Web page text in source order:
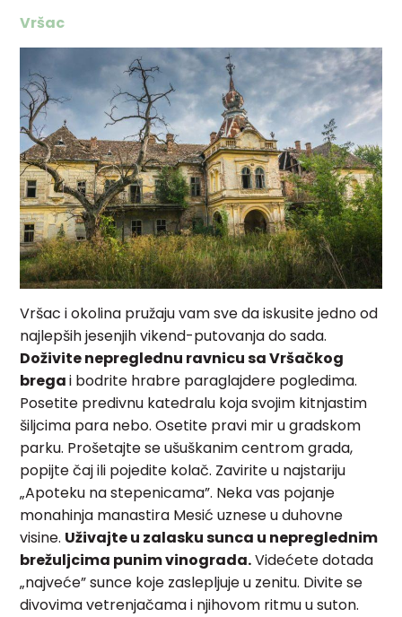
Vršac
Vršac i okolina pružaju vam sve da iskusite jedno od
najlepših jesenjih vikend-putovanja do sada.
Doživite nepreglednu ravnicu sa Vršačkog
bregai bodrite hrabre paraglajdere pogledima.
Posetite predivnu katedralu koja svojim kitnjastim
šiljcima para nebo. Osetite pravi mir u gradskom
parku. Prošetajte se ušuškanim centrom grada,
popijte čaj ili pojedite kolač. Zavirite u najstariju
„Apoteku na stepenicama”. Neka vas pojanje
monahinja manastira Mesić uznese u duhovne
visine. Uživajte u zalasku sunca u nepreglednim
brežuljcima punim vinograda.Videćete dotada
„najveće” sunce koje zaslepljuje u zenitu. Divite se
divovima vetrenjačama i njihovom ritmu u suton.